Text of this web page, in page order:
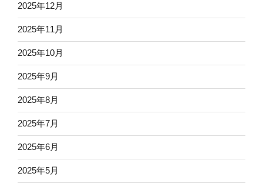
2025年12月
2025年11月
2025年10月
2025年9月
2025年8月
2025年7月
2025年6月
2025年5月